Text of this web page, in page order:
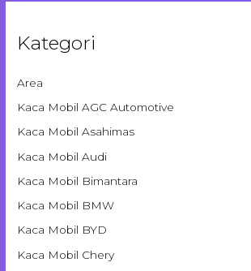
Kategori
Area
Kaca Mobil AGC Automotive
Kaca Mobil Asahimas
Kaca Mobil Audi
Kaca Mobil Bimantara
Kaca Mobil BMW
Kaca Mobil BYD
Kaca Mobil Chery